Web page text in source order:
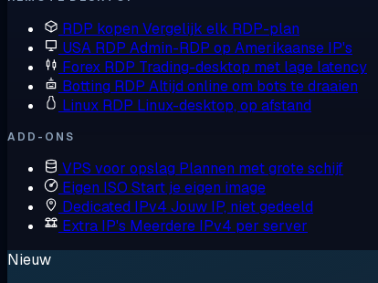
RDP kopen Vergelijk elk RDP-plan
USA RDP Admin-RDP op Amerikaanse IP's
Forex RDP Trading-desktop met lage latency
Botting RDP Altijd online om bots te draaien
Linux RDP Linux-desktop, op afstand
ADD-ONS
VPS voor opslag Plannen met grote schijf
Eigen ISO Start je eigen image
Dedicated IPv4 Jouw IP, niet gedeeld
Extra IP's Meerdere IPv4 per server
Nieuw